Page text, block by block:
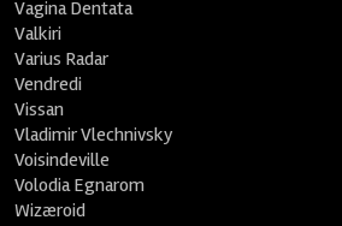
Vagina Dentata
Valkiri
Varius Radar
Vendredi
Vissan
Vladimir Vlechnivsky
Voisindeville
Volodia Egnarom
Wizæroid